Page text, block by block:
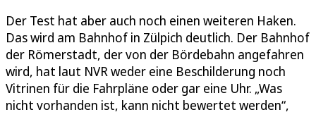
Der Test hat aber auch noch einen weiteren Haken.
Das wird am Bahnhof in Zülpich deutlich. Der Bahnhof
der Römerstadt, der von der Bördebahn angefahren
wird, hat laut NVR weder eine Beschilderung noch
Vitrinen für die Fahrpläne oder gar eine Uhr. „Was
nicht vorhanden ist, kann nicht bewertet werden“,